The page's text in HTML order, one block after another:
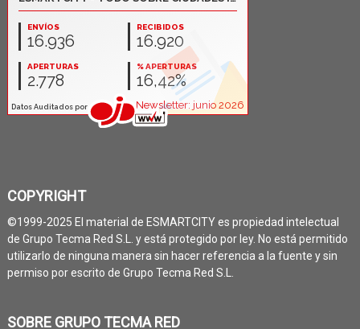
COPYRIGHT
©1999-2025 El material de ESMARTCITY es propiedad intelectual
de Grupo Tecma Red S.L. y está protegido por ley. No está permitido
utilizarlo de ninguna manera sin hacer referencia a la fuente y sin
permiso por escrito de Grupo Tecma Red S.L.
SOBRE GRUPO TECMA RED